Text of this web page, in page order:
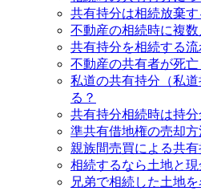
共有持分は相続放棄す
不動産の相続時に複
共有持分を相続する流
不動産の共有者が死
私道の共有持分（私
る？
共有持分相続時は持分
準共有借地権の売却
親族間売買による共
相続するなら土地と
兄弟で相続した土地